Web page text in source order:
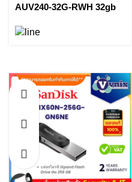
AUV240-32G-RWH 32gb
white By Vnix Group